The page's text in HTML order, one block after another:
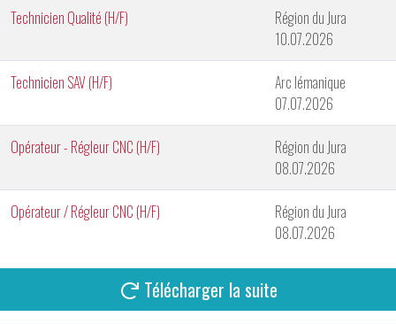
Technicien Qualité (H/F)
Région du Jura
10.07.2026
Technicien SAV (H/F)
Arc lémanique
07.07.2026
Opérateur - Régleur CNC (H/F)
Région du Jura
08.07.2026
Opérateur / Régleur CNC (H/F)
Région du Jura
08.07.2026
Télécharger la suite